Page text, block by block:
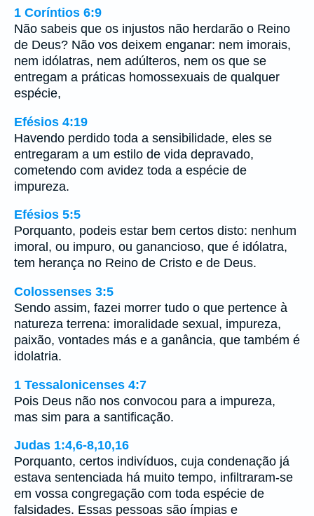
1 Coríntios 6:9
Não sabeis que os injustos não herdarão o Reino
de Deus? Não vos deixem enganar: nem imorais,
nem idólatras, nem adúlteros, nem os que se
entregam a práticas homossexuais de qualquer
espécie,
Efésios 4:19
Havendo perdido toda a sensibilidade, eles se
entregaram a um estilo de vida depravado,
cometendo com avidez toda a espécie de
impureza.
Efésios 5:5
Porquanto, podeis estar bem certos disto: nenhum
imoral, ou impuro, ou ganancioso, que é idólatra,
tem herança no Reino de Cristo e de Deus.
Colossenses 3:5
Sendo assim, fazei morrer tudo o que pertence à
natureza terrena: imoralidade sexual, impureza,
paixão, vontades más e a ganância, que também é
idolatria.
1 Tessalonicenses 4:7
Pois Deus não nos convocou para a impureza,
mas sim para a santificação.
Judas 1:4,6-8,10,16
Porquanto, certos indivíduos, cuja condenação já
estava sentenciada há muito tempo, infiltraram-se
em vossa congregação com toda espécie de
falsidades. Essas pessoas são ímpias e